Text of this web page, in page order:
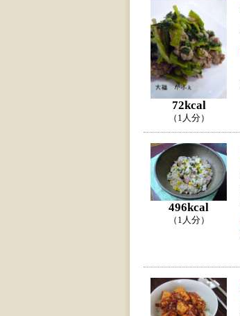
72kcal
（1人分）
496kcal
（1人分）